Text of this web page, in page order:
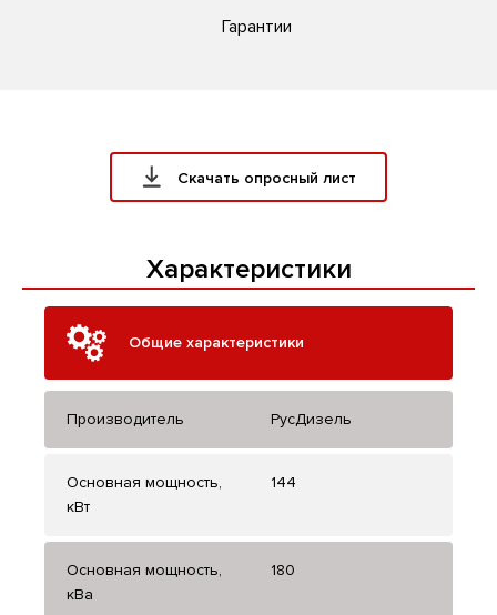
Гарантии
Скачать опросный лист
Характеристики
Общие характеристики
Производитель РусДизель
Основная мощность,
кВт
144
Основная мощность,
кВа
180